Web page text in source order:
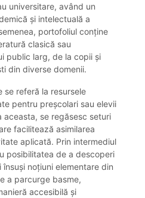
universitare, având un
și intelectuală a
portofoliul conține
clasică sau
public larg, de la copii și
din diverse domenii.
se referă la resursele
pentru preșcolari sau elevii
se regăsesc seturi
facilitează asimilarea
aplicată. Prin intermediul
posibilitatea de a descoperi
noțiuni elementare din
a parcurge basme,
accesibilă și